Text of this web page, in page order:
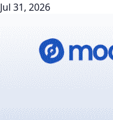
Jul 31, 2026